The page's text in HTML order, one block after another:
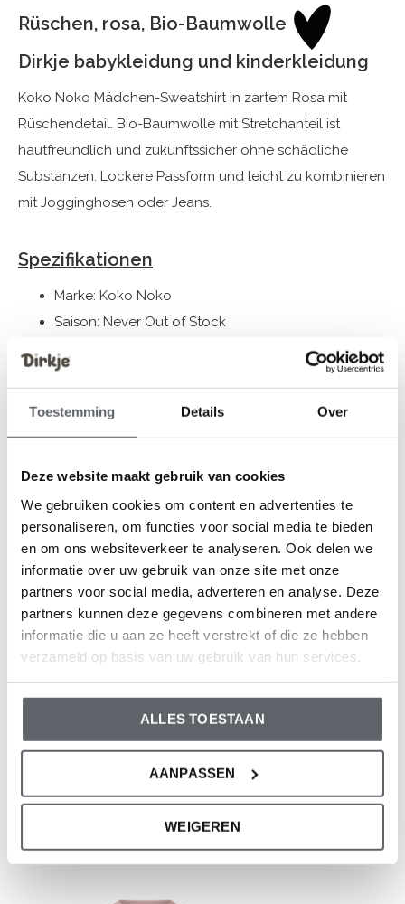
Toestemming Details Over
Deze website maakt gebruik van cookies
We gebruiken cookies om content en advertenties te
personaliseren, om functies voor social media te bieden
en om ons websiteverkeer te analyseren. Ook delen we
informatie over uw gebruik van onze site met onze
partners voor social media, adverteren en analyse. Deze
partners kunnen deze gegevens combineren met andere
informatie die u aan ze heeft verstrekt of die ze hebben
verzameld op basis van uw gebruik van hun services.
ALLES TOESTAAN
AANPASSEN
WEIGEREN
Rüschen, rosa, Bio-Baumwolle
Dirkje babykleidung und kinderkleidung
Koko Noko Mädchen-Sweatshirt in zartem Rosa mit
Rüschendetail. Bio-Baumwolle mit Stretchanteil ist
hautfreundlich und zukunftssicher ohne schädliche
Substanzen. Lockere Passform und leicht zu kombinieren
mit Jogginghosen oder Jeans.
Spezifikationen
Marke: Koko Noko
Saison: Never Out of Stock
Kollektion: Mädchenkleidung (92-164)
Elastane
Artikelnummer: WN1912
Die Bekleidung von Dirkje fällt größengerecht aus. Wir
empfehlen, die Größe auf der Basis der Körpergröße
Ihres Kindes auszuwählen.
Sollten Sie zweifeln, klicken Siehierfür unsere
Größentabelle.
Bewertungen
/ 5